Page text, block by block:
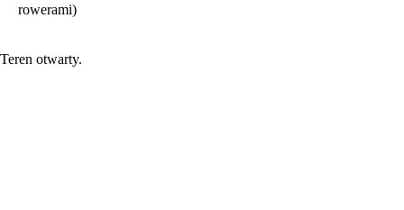
rowerami)
Teren otwarty.